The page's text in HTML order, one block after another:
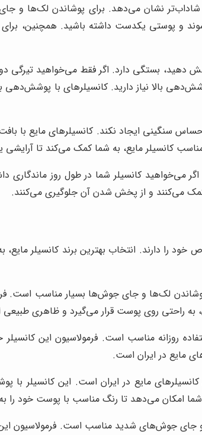
نشان می‌دهد. برای پوشاندن لک‌ها و
یکدست داشته باشید. همچنین، برای
دهید، بستگی دارد. اگر فقط می‌خواهید
بالا نیاز دارید. کانسیلرهای با پوشش‌دهی
سنگینی ایجاد نکند. کانسیلرهای مایع با
کانسیلر مایع، به شما کمک می‌کند تا
می‌خواهید کانسیلر شما در طول روز ماندگاری
کمک می‌کنند و از پخش شدن آن جلوگیری می‌کنند.
خود را دارند. انتخاب بهترین برند کانسیلر
پوشاندن لک‌ها و جای جوش‌ها بسیار مناسب است.
راحتی روی پوست قرار می‌گیرد و ظاهری طبیعی
مایع در ایران است.
کانسیلرهای مایع در ایران است. این کانسیلر
امکان می‌دهد تا رنگ مناسب با پوست خود را به
و جای جوش‌های شدید مناسب است. فرمولاسیون